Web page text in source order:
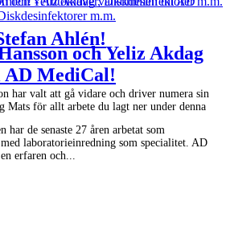
och Yeliz Akdag
MediCal!
de senaste 27 åren arbetat som
laboratorieinredning som specialitet. AD
erfaren och...
Ahlén!
har valt att gå vidare och driver numera sin
för allt arbete du lagt ner under denna